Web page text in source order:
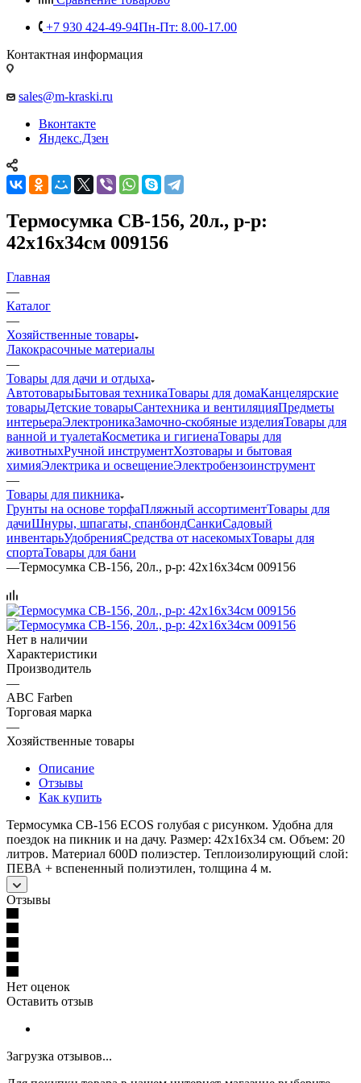
+7 930 424-49-94Пн-Пт: 8.00-17.00
Контактная информация
sales@m-kraski.ru
Вконтакте
Яндекс.Дзен
Термосумка CB-156, 20л., р-р:
42x16x34см 009156
Главная
—
Каталог
—
Хозяйственные товары
Лакокрасочные материалы
—
Товары для дачи и отдыха
АвтотоварыБытовая техникаТовары для домаКанцелярские
товарыДетские товарыСантехника и вентиляцияПредметы
интерьераЭлектроникаЗамочно-скобяные изделияТовары для
ванной и туалетаКосметика и гигиенаТовары для
животныхРучной инструментХозтовары и бытовая
химияЭлектрика и освещениеЭлектробензоинструмент
—
Товары для пикника
Грунты на основе торфаПляжный ассортиментТовары для
дачиШнуры, шпагаты, спанбондСанкиСадовый
инвентарьУдобренияСредства от насекомыхТовары для
спортаТовары для бани
—Термосумка CB-156, 20л., р-р: 42x16x34см 009156
Нет в наличии
Характеристики
Производитель
—
ABC Farben
Торговая марка
—
Хозяйственные товары
Описание
Отзывы
Как купить
Термосумка CB-156 ECOS голубая с рисунком. Удобна для
поездок на пикник и на дачу. Размер: 42x16х34 см. Объем: 20
литров. Материал 600D полиэстер. Теплоизолирующий слой:
ПЕВА + вспененный полиэтилен, толщина 4 м.
Отзывы
Нет оценок
Оставить отзыв
Загрузка отзывов...